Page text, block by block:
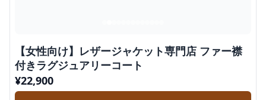
【女性向け】レザージャケット専門店 ファー襟
付きラグジュアリーコート
¥22,900